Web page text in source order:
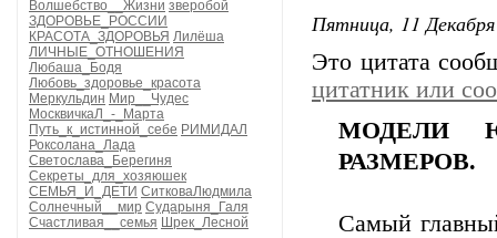
Волшебство__Жизни зверобой
ЗДОРОВЬЕ_РОССИИ
КРАСОТА_ЗДОРОВЬЯ Лилёша
ЛИЧНЫЕ_ОТНОШЕНИЯ
Любаша_Бодя
Любовь_здоровье_красота
Меркульдин Мир__Чудес
МосквичкаЛ_-_Марта
Путь_к_истинной_себе РИМИДАЛ
Роксолана_Лада
Светослава_Берегиня
Секреты_для_хозяюшек
СЕМЬЯ_И_ДЕТИ СитковаЛюдмила
Солнечный__мир Сударыня_Галя
Счастливая__семья Шрек_Лесной
Пятница, 11
Это цитата
цитатник или
МОДЕЛИ
РАЗМЕРОВ.
Самый